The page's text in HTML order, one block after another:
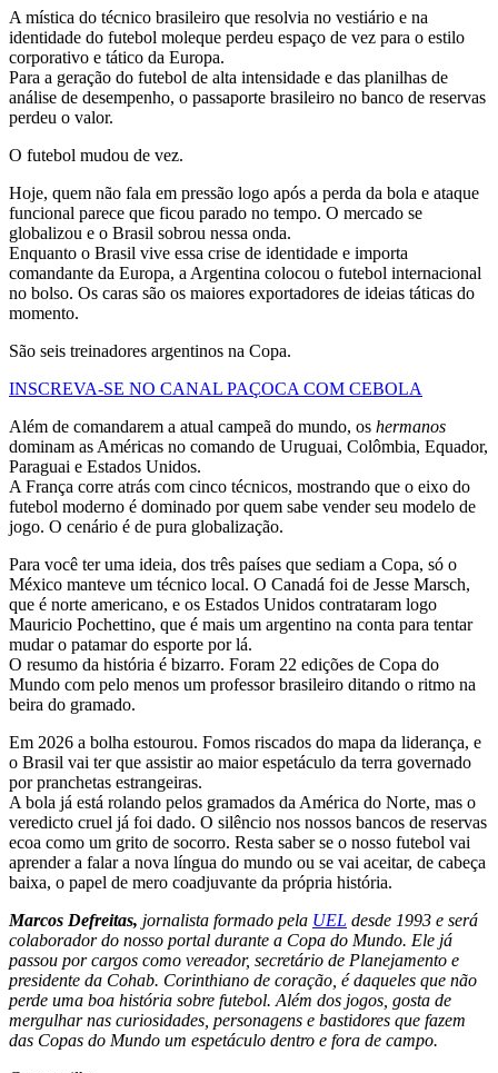
A mística do técnico brasileiro que resolvia no vestiário e na
identidade do futebol moleque perdeu espaço de vez para o estilo
corporativo e tático da Europa.
Para a geração do futebol de alta intensidade e das planilhas de
análise de desempenho, o passaporte brasileiro no banco de reservas
perdeu o valor.
O futebol mudou de vez.
Hoje, quem não fala em pressão logo após a perda da bola e ataque
funcional parece que ficou parado no tempo. O mercado se
globalizou e o Brasil sobrou nessa onda.
Enquanto o Brasil vive essa crise de identidade e importa
comandante da Europa, a Argentina colocou o futebol internacional
no bolso. Os caras são os maiores exportadores de ideias táticas do
momento.
São seis treinadores argentinos na Copa.
INSCREVA-SE NO CANAL PAÇOCA COM CEBOLA
Além de comandarem a atual campeã do mundo, os hermanos
dominam as Américas no comando de Uruguai, Colômbia, Equador,
Paraguai e Estados Unidos.
A França corre atrás com cinco técnicos, mostrando que o eixo do
futebol moderno é dominado por quem sabe vender seu modelo de
jogo. O cenário é de pura globalização.
Para você ter uma ideia, dos três países que sediam a Copa, só o
México manteve um técnico local. O Canadá foi de Jesse Marsch,
que é norte americano, e os Estados Unidos contrataram logo
Mauricio Pochettino, que é mais um argentino na conta para tentar
mudar o patamar do esporte por lá.
O resumo da história é bizarro. Foram 22 edições de Copa do
Mundo com pelo menos um professor brasileiro ditando o ritmo na
beira do gramado.
Em 2026 a bolha estourou. Fomos riscados do mapa da liderança, e
o Brasil vai ter que assistir ao maior espetáculo da terra governado
por pranchetas estrangeiras.
A bola já está rolando pelos gramados da América do Norte, mas o
veredicto cruel já foi dado. O silêncio nos nossos bancos de reservas
ecoa como um grito de socorro. Resta saber se o nosso futebol vai
aprender a falar a nova língua do mundo ou se vai aceitar, de cabeça
baixa, o papel de mero coadjuvante da própria história.
Marcos Defreitas, jornalista formado pela UEL desde 1993 e será
colaborador do nosso portal durante a Copa do Mundo. Ele já
passou por cargos como vereador, secretário de Planejamento e
presidente da Cohab. Corinthiano de coração, é daqueles que não
perde uma boa história sobre futebol. Além dos jogos, gosta de
mergulhar nas curiosidades, personagens e bastidores que fazem
das Copas do Mundo um espetáculo dentro e fora de campo.